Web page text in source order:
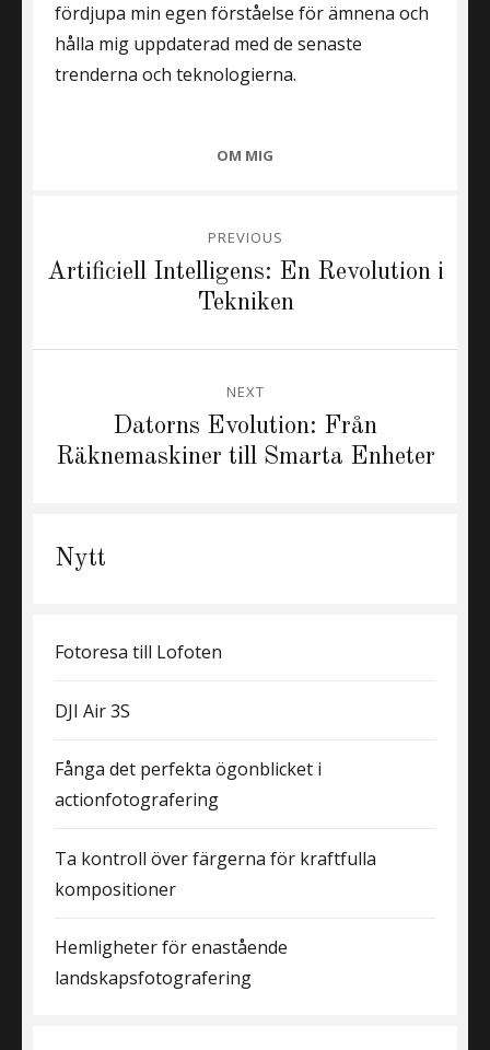
fördjupa min egen förståelse för ämnena och
hålla mig uppdaterad med de senaste
trenderna och teknologierna.
CATEGORIES
OM MIG
PREVIOUS
Previous
Artificiell Intelligens: En Revolution i
Tekniken
NEXT
post:
Datorns Evolution: Från
Räknemaskiner till Smarta Enheter
Nytt
Fotoresa till Lofoten
DJI Air 3S
Fånga det perfekta ögonblicket i
actionfotografering
Ta kontroll över färgerna för kraftfulla
kompositioner
Hemligheter för enastående
landskapsfotografering